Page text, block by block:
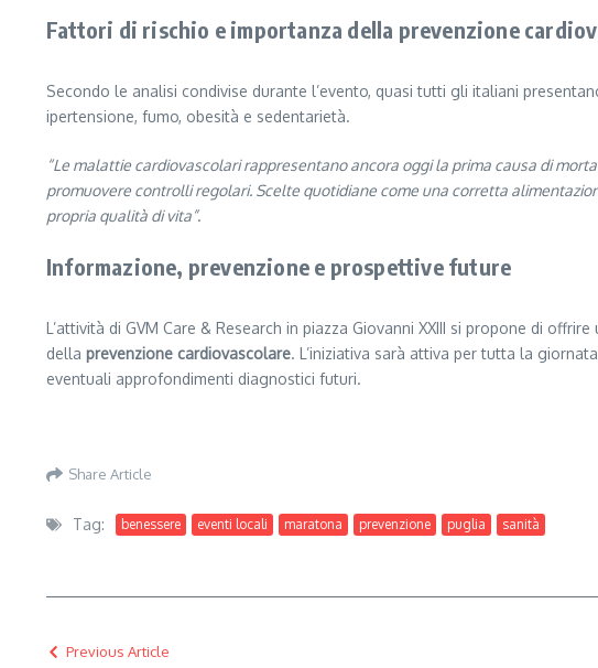
Fattori di rischio e importanza della prevenzione
Secondo le analisi condivise durante l’evento, quasi tutti gli italiani
ipertensione, fumo, obesità e sedentarietà.
“Le malattie cardiovascolari rappresentano ancora oggi la prima causa di
promuovere controlli regolari. Scelte quotidiane come una corretta
propria qualità di vita”.
Informazione, prevenzione e prospettive future
L’attività di GVM Care & Research in piazza Giovanni XXIII si propone di
della prevenzione cardiovascolare. L’iniziativa sarà attiva per tutta la
eventuali approfondimenti diagnostici futuri.
Share Article
Tag: benessere eventi locali maratona prevenzione puglia sanità
Previous Article